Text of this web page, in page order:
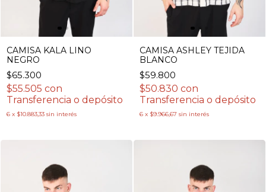
CAMISA KALA LINO
NEGRO
$65.300
$55.505 con
Transferencia o depósito
6 x $10.883,33 sin interés
CAMISA ASHLEY TEJIDA
BLANCO
$59.800
$50.830 con
Transferencia o depósito
6 x $9.966,67 sin interés